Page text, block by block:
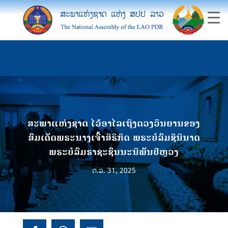
ສະພາແຫ່ງຊາດ ໄວ້ອາໄລເຖິງດວງວິນຍານຂອງ
ສົມເດັດພຣະນາງເຈົ້າສີຣິກິດ ພຣະບໍລົມຊີນີນາດ
ພຣະບໍລົມຣາຊະຊົນນະນີພັນປີຫຼວງ
ຕ.ລ. 31, 2025